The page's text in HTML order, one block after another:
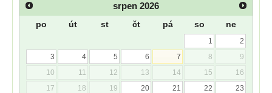
srpen 2026
po út st čt pá so ne
1
2
3
4 5 6 7 8
9
10
11 12 13 14 15
16
17
18 19 20 21 22
23